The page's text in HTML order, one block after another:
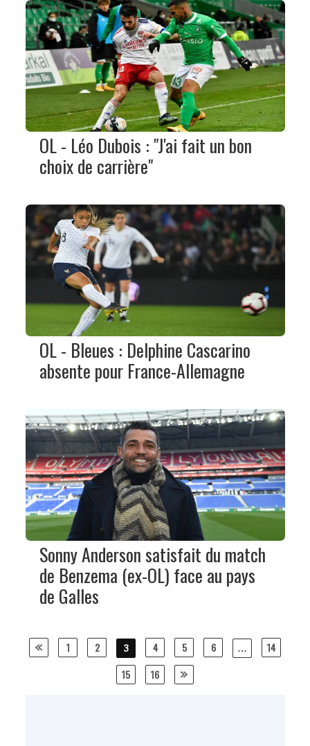
OL - Léo Dubois : "J'ai fait un bon
choix de carrière"
OL - Bleues : Delphine Cascarino
absente pour France-Allemagne
Sonny Anderson satisfait du match
de Benzema (ex-OL) face au pays
de Galles
Posts 1 2 3 4 5 6 …
14
15
16